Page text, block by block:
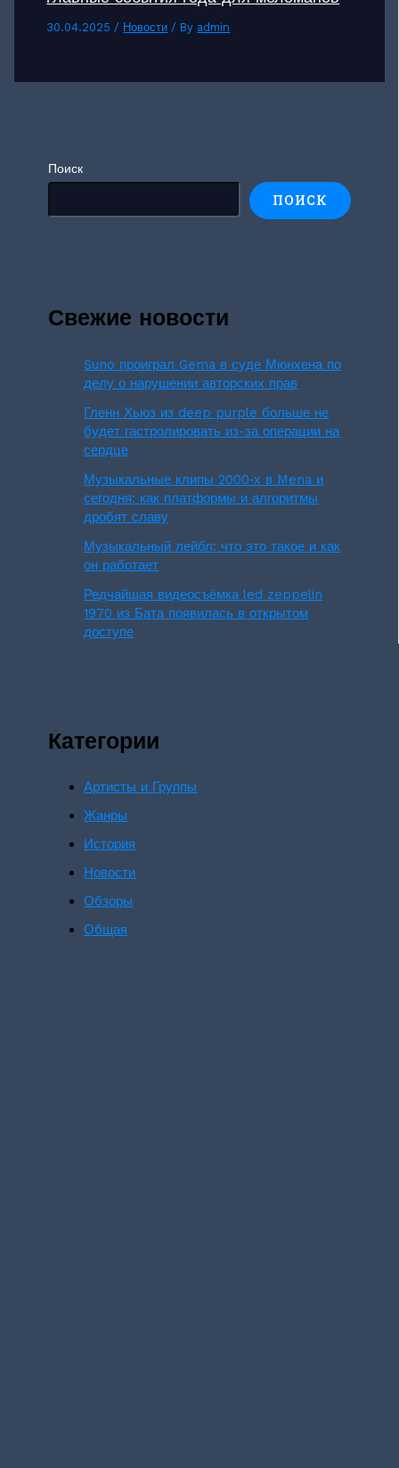
30.04.2025/ Новости / By admin
Поиск
ПОИСК
Свежие новости
Suno проиграл Gema в суде Мюнхена по
делу о нарушении авторских прав
Гленн Хьюз из deep purple больше не
будет гастролировать из-за операции на
сердце
Музыкальные клипы 2000‑х в Mena и
сегодня: как платформы и алгоритмы
дробят славу
Музыкальный лейбл: что это такое и как
он работает
Редчайшая видеосъёмка led zeppelin
1970 из Бата появилась в открытом
доступе
Категории
Артисты и Группы
Жанры
История
Новости
Обзоры
Общая